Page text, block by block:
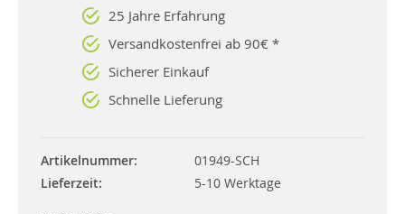
25 Jahre Erfahrung
Versandkostenfrei ab 90€ *
Sicherer Einkauf
Schnelle Lieferung
Artikelnummer
01949-SCH
Lieferzeit
5-10 Werktage